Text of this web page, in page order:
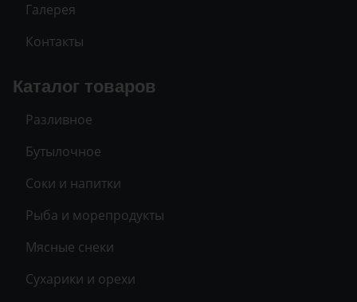
Галерея
Контакты
Каталог товаров
Разливное
Бутылочное
Соки и напитки
Рыба и морепродукты
Мясные снеки
Сухарики и орехи